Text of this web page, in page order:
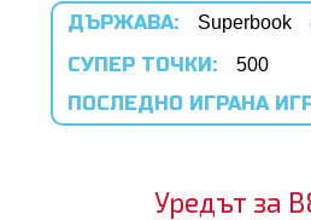
ДЪРЖАВА: Superbook
СУПЕР ТОЧКИ: 500
ПОСЛЕДНО ИГРАНА
Уредът за